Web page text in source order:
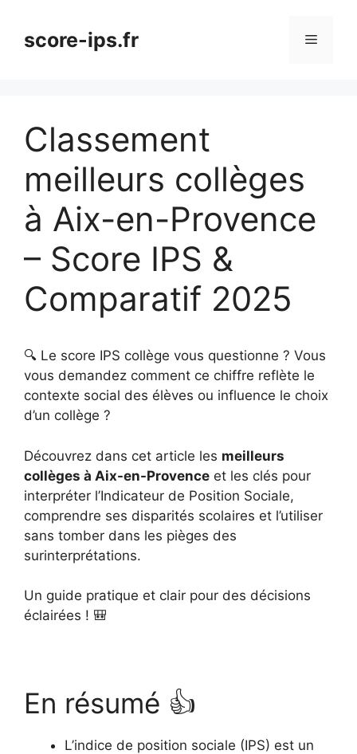
contenuscore-ips.fr Menu
Classement
meilleurs collèges
à Aix-en-Provence
– Score IPS &
Comparatif 2025
🔍 Le score IPS collège vous questionne ? Vous
vous demandez comment ce chiffre reflète le
contexte social des élèves ou influence le choix
d’un collège ?
Découvrez dans cet article les meilleurs
collèges à Aix-en-Provence et les clés pour
interpréter l’Indicateur de Position Sociale,
comprendre ses disparités scolaires et l’utiliser
sans tomber dans les pièges des
surinterprétations.
Un guide pratique et clair pour des décisions
éclairées ! 🎒
En résumé 👍
L’indice de position sociale (IPS) est un